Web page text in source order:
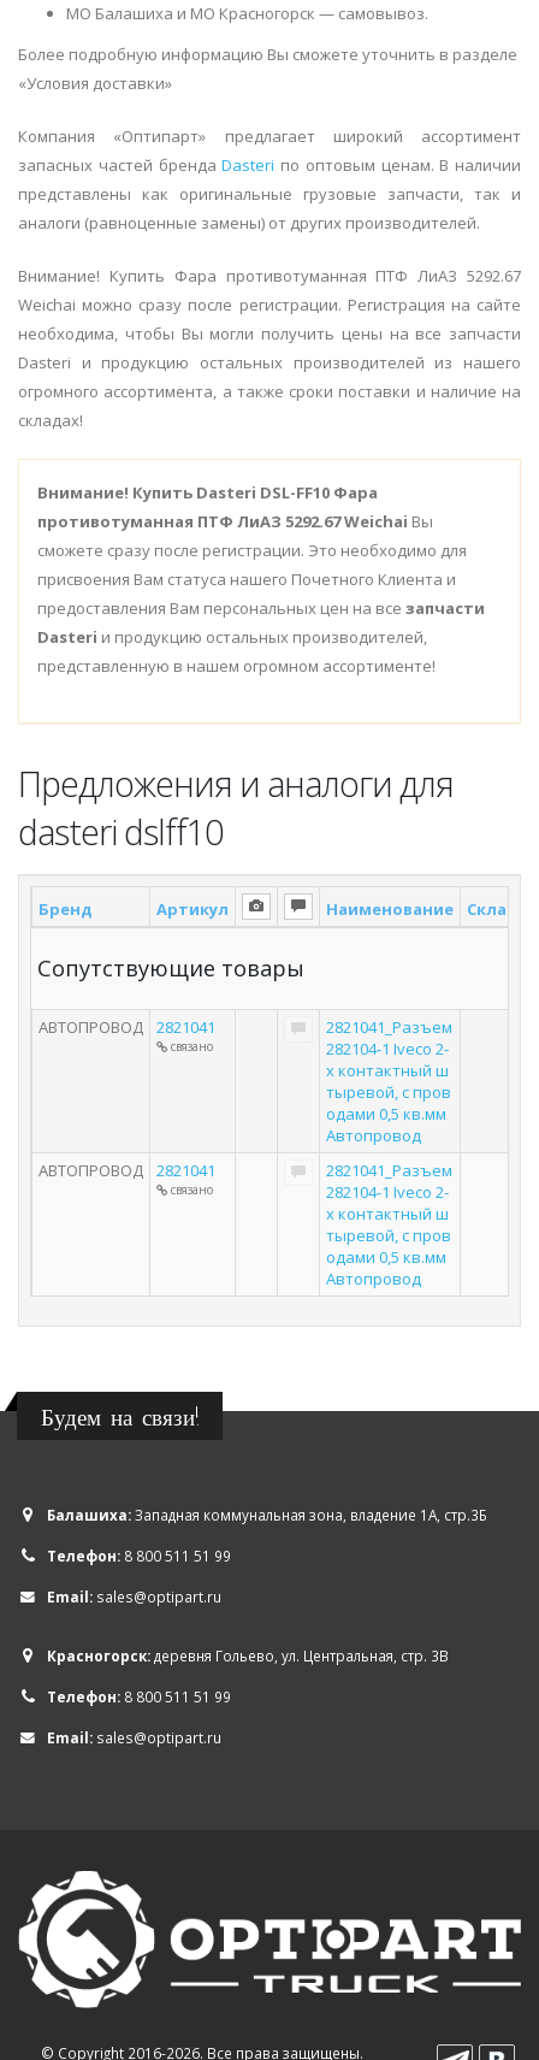
МО Балашиха и МО Красногорск — самовывоз.
Более подробную информацию Вы сможете уточнить в разделе
«Условия доставки»
Компания «Оптипарт» предлагает широкий ассортимент
запасных частей брендаDasteri по оптовым ценам. В наличии
представлены как оригинальные грузовые запчасти, так и
аналоги (равноценные замены) от других производителей.
Внимание! Купить Фара противотуманная ПТФ ЛиАЗ 5292.67
Weichai можно сразу после регистрации. Регистрация на сайте
необходима, чтобы Вы могли получить цены на все запчасти
Dasteri и продукцию остальных производителей из нашего
огромного ассортимента, а также сроки поставки и наличие на
складах!
Внимание! Купить Dasteri DSL-FF10 Фара
противотуманная ПТФ ЛиАЗ 5292.67 Weichai Вы
сможете сразу после регистрации. Это необходимо для
присвоения Вам статуса нашего Почетного Клиента и
предоставления Вам персональных цен на все запчасти
Dasteri и продукцию остальных производителей,
представленную в нашем огромном ассортименте!
Предложения и аналоги для
dasteri dslff10
Бренд Артикул Наименование Склад *
Сопутствующие товары
АВТОПРОВОД 2821041
связано
2821041_Разъем
282104-1 Iveco 2-
х контактный ш
тыревой, с пров
одами 0,5 кв.мм
Автопровод
АВТОПРОВОД
2821041
связано
2821041_Разъем
282104-1 Iveco 2-
х контактный ш
тыревой, с пров
одами 0,5 кв.мм
Автопровод
Будем на связи!
Балашиха:Западная коммунальная зона, владение 1А, стр.3Б
Телефон: 8 800 511 51 99
Email: sales@optipart.ru
Красногорск:деревня Гольево, ул. Центральная, стр. 3В
Телефон: 8 800 511 51 99
Email: sales@optipart.ru
© Copyright 2016-2026. Все права защищены.